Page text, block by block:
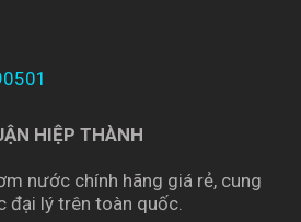
HIỆP THÀNH
nước chính hãng giá rẻ, cung
đại lý trên toàn quốc.